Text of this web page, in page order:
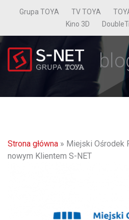
Grupa TOYA TV TOYA
Kino 3D
Strona główna » Miejski Ośrodek
nowym Klientem S-NET